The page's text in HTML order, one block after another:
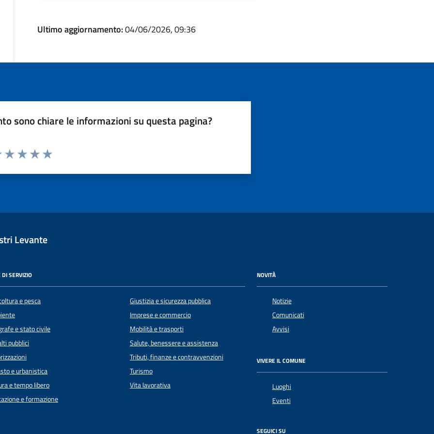
Ultimo aggiornamento:04/06/2026, 09:36
sono chiare le informazioni su questa pagina?
Levante
DI SERVIZIO
e pesca
e stato civile
pubblici
e urbanistica
e tempo libero
e formazione
Giustizia e sicurezza pubblica
Imprese e commercio
Mobilità e trasporti
Salute, benessere e assistenza
Tributi, finanze e contravvenzioni
Turismo
Vita lavorativa
NOVITÀ
Notizie
Comunicati
Avvisi
VIVERE IL COMUNE
Luoghi
Eventi
SEGUICI SU